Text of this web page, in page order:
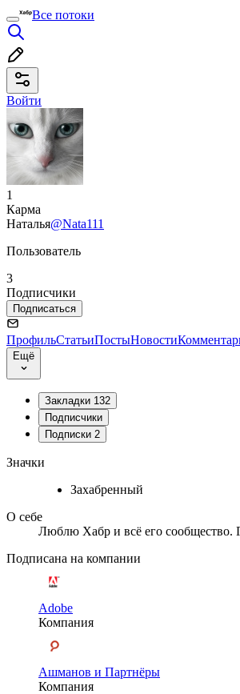
Все потоки
Войти
1
Карма
Наталья@Nata111
Пользователь
3
Подписчики
Подписаться
ПрофильСтатьиПостыНовости
Ещё
Закладки 132
Подписчики
Подписки 2
Значки
Захабренный
О себе
Люблю Хабр и всё его сообщество.
Подписана на компании
Adobe
Компания
Ашманов и Партнёры
Компания